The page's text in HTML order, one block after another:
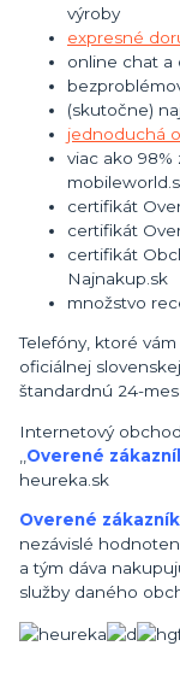
výroby
expresné
online chat a
(skutočne)
jednoduchá
viac ako
certifikát
certifikát
certifikát
Najnakup.sk
množstvo
Telefóny, ktoré
oficiálnej
štandardnú 24-
Internetový
Overené
heureka.sk
Overené
nezávislé
a tým dáva
služby daného